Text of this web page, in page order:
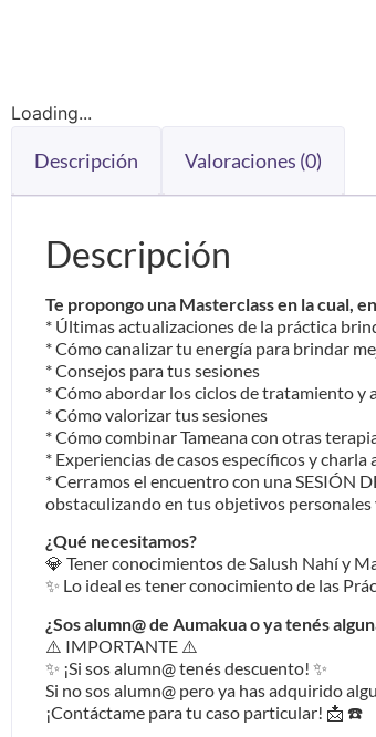
Loading...
Descripción Valoraciones (0)
Descripción
Te propongo una Masterclass en la cual,
* Últimas actualizaciones de la práctica
* Cómo canalizar tu energía para brindar
* Consejos para tus sesiones
* Cómo abordar los ciclos de tratamiento y
* Cómo valorizar tus sesiones
* Cómo combinar Tameana con otras
* Experiencias de casos específicos y
* Cerramos el encuentro con una SESIÓN
obstaculizando en tus objetivos
¿Qué necesitamos?
💎 Tener conocimientos de Salush Nahí y
✨ Lo ideal es tener conocimiento de las
¿Sos alumn@ de Aumakua o ya tenés
⚠️ IMPORTANTE ⚠️
✨ ¡Si sos alumn@ tenés descuento! ✨
Si no sos alumn@ pero ya has adquirido
¡Contáctame para tu caso particular! 📩 ☎️